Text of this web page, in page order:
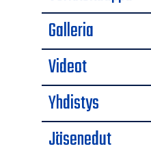
Galleria
Videot
Yhdistys
Jäsenedut